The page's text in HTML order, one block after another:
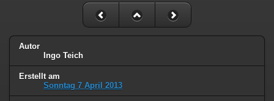
Autor
Ingo Teich
Erstellt am
Sonntag 7 April 2013